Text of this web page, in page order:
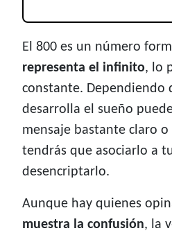
El 800 es un número
representa el infinito, lo
constante. Dependiendo
desarrolla el sueño
mensaje bastante claro
tendrás que asociarlo a
desencriptarlo.
Aunque hay quienes
muestra la confusión, la